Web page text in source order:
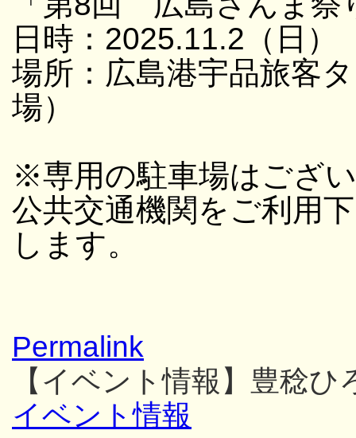
日時：2025.11.2（日
場所：広島港宇品旅客
場）
※専用の駐車場はござ
公共交通機関をご利用
します。
Permalink
【イベント情報】豊稔
イベント情報